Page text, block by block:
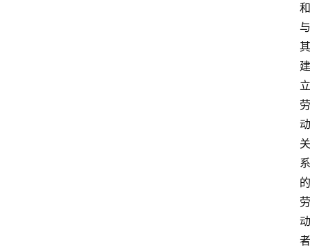
和
与
其
建
立
劳
动
关
系
的
劳
动
者